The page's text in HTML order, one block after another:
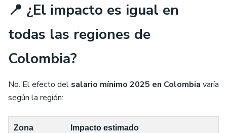
📍 ¿El impacto es igual en
todas las regiones de
Colombia?
No. El efecto del salario mínimo 2025 en Colombia varía
según la región:
Zona Impacto estimado